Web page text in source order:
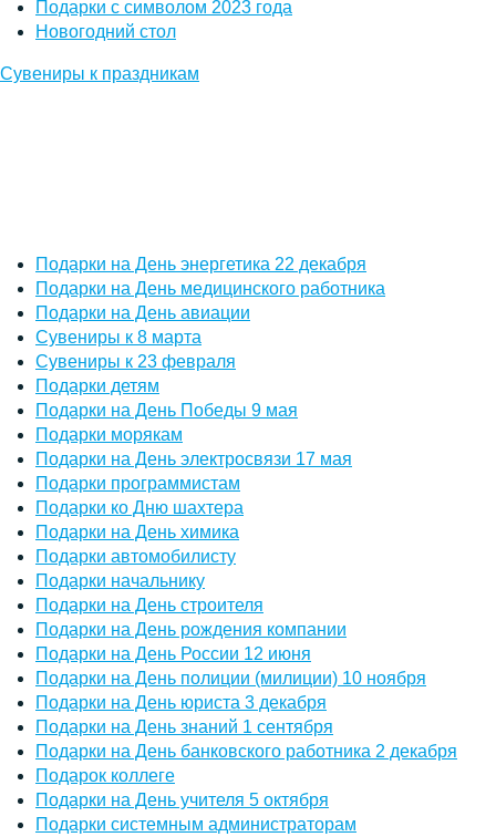
Подарки с символом 2023 года
Новогодний стол
Сувениры к праздникам
Подарки на День энергетика 22 декабря
Подарки на День медицинского работника
Подарки на День авиации
Сувениры к 8 марта
Сувениры к 23 февраля
Подарки детям
Подарки на День Победы 9 мая
Подарки морякам
Подарки на День электросвязи 17 мая
Подарки программистам
Подарки ко Дню шахтера
Подарки на День химика
Подарки автомобилисту
Подарки начальнику
Подарки на День строителя
Подарки на День рождения компании
Подарки на День России 12 июня
Подарки на День полиции (милиции) 10 ноября
Подарки на День юриста 3 декабря
Подарки на День знаний 1 сентября
Подарки на День банковского работника 2 декабря
Подарок коллеге
Подарки на День учителя 5 октября
Подарки системным администраторам